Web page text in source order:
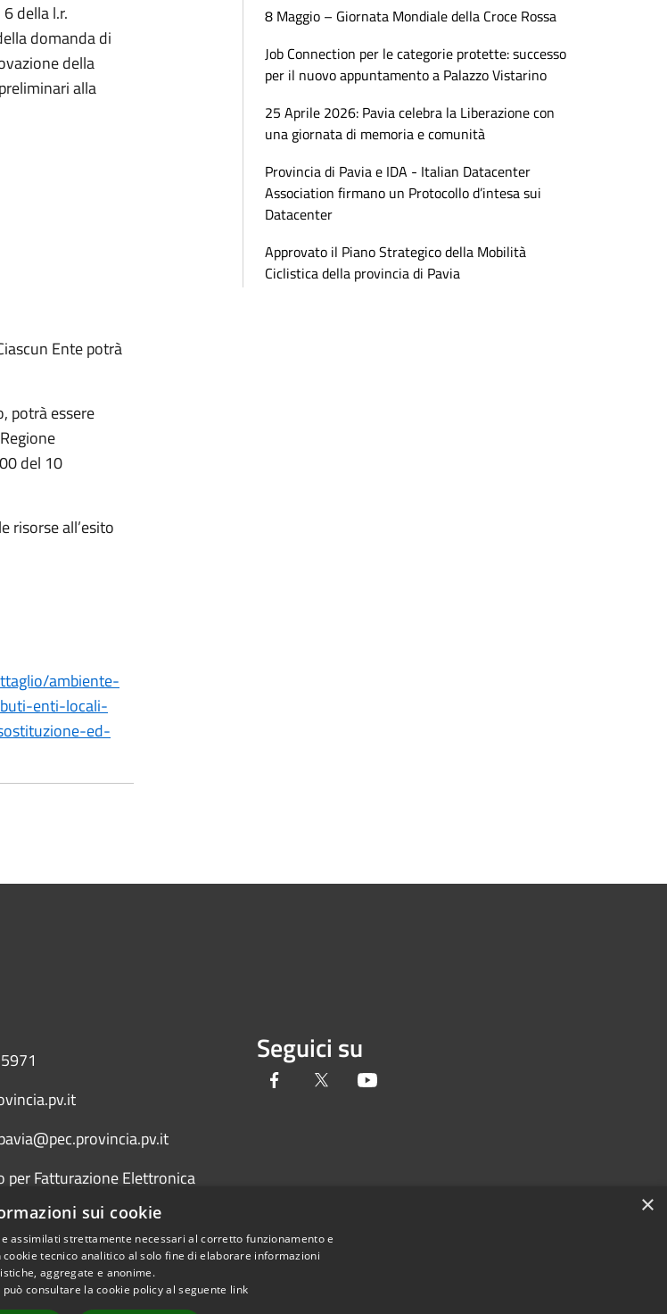
della l.r.
domanda di
della
alla
Ente potrà
potrà essere
del 10
risorse all’esito
ambiente-
enti-locali-
ed-
8 Maggio – Giornata Mondiale della Croce Rossa
Job Connection per le categorie protette: successo
per il nuovo appuntamento a Palazzo Vistarino
25 Aprile 2026: Pavia celebra la Liberazione con
una giornata di memoria e comunità
Provincia di Pavia e IDA - Italian Datacenter
Association firmano un Protocollo d’intesa sui
Datacenter
Approvato il Piano Strategico della Mobilità
Ciclistica della provincia di Pavia
per Fatturazione Elettronica
Seguici su
Facebook Twitter
×
sui cookie
assimilati strettamente necessari al corretto funzionamento e
tecnico analitico al solo fine di elaborare informazioni
aggregate e anonime.
consultare la cookie policy al seguente link